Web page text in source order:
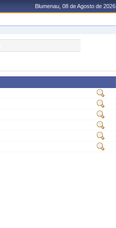
Blumenau, 08 de Agosto de 2026